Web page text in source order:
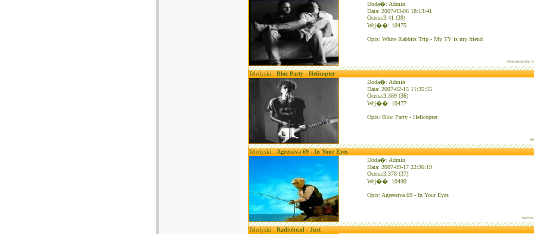
Doda�: Admin
Data: 2007-03-06 18:13:41
Ocena:3.41 (39)
Wej��: 10475
Opis: White Rabbits Trip - My TV is my friend
|White Rabbits Trip -
Teledyski :Bloc Party - Helicopter
Doda�: Admin
Data: 2007-02-15 11:35:55
Ocena:3.389 (36)
Wej��: 10477
Opis: Bloc Party - Helicopter
Teledyski :Agressiva 69 - In Your Eyes
Doda�: Admin
Data: 2007-09-17 22:36:19
Ocena:3.378 (37)
Wej��: 10490
Opis: Agressiva 69 - In Your Eyes
Teledyski :Radiohead - Just